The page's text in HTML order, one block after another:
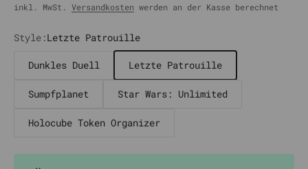
inkl. MwSt. Versandkosten werden an der Kasse berechnet
Style:Letzte Patrouille
Dunkles Duell Letzte Patrouille
Sumpfplanet Star Wars: Unlimited
Holocube Token Organizer